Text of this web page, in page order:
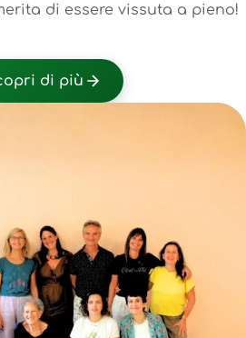
di essere vissuta a pieno!
di più